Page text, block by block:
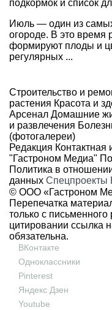
подкормок и список
Июль — один из
огороде. В это время
формируют плоды и
регулярных ...
Строительство и
растения Красота и
Арсенал Домашние
и развлечения
(фотогалереи)
Редакция
"Гастроном Медиа"
Политика в
данных Спецпроекты
© ООО «Гастроном
Перепечатка
только с
цитировании ссылка
обязательна.
ВКонтакте
Одноклассники
Pinterest
Яндекс Дзен
Youtube